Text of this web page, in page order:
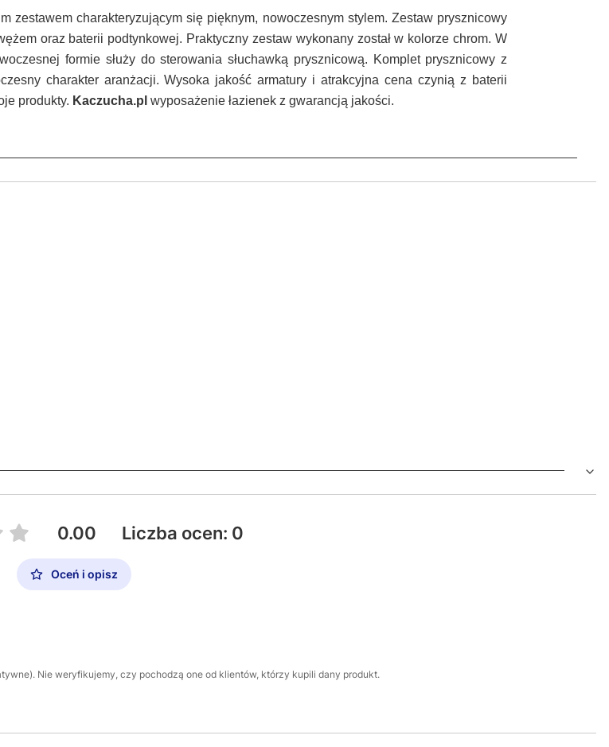
zestawem charakteryzującym się pięknym, nowoczesnym stylem. Zestaw prysznicowy
oraz baterii podtynkowej. Praktyczny zestaw wykonany został w kolorze chrom. W
formie służy do sterowania słuchawką prysznicową. Komplet prysznicowy z
charakter aranżacji. Wysoka jakość armatury i atrakcyjna cena czynią z baterii
produkty. Kaczucha.pl wyposażenie łazienek z gwarancją jakości.
0.00 Liczba ocen: 0
Oceń i opisz
Nie weryfikujemy, czy pochodzą one od klientów, którzy kupili dany produkt.